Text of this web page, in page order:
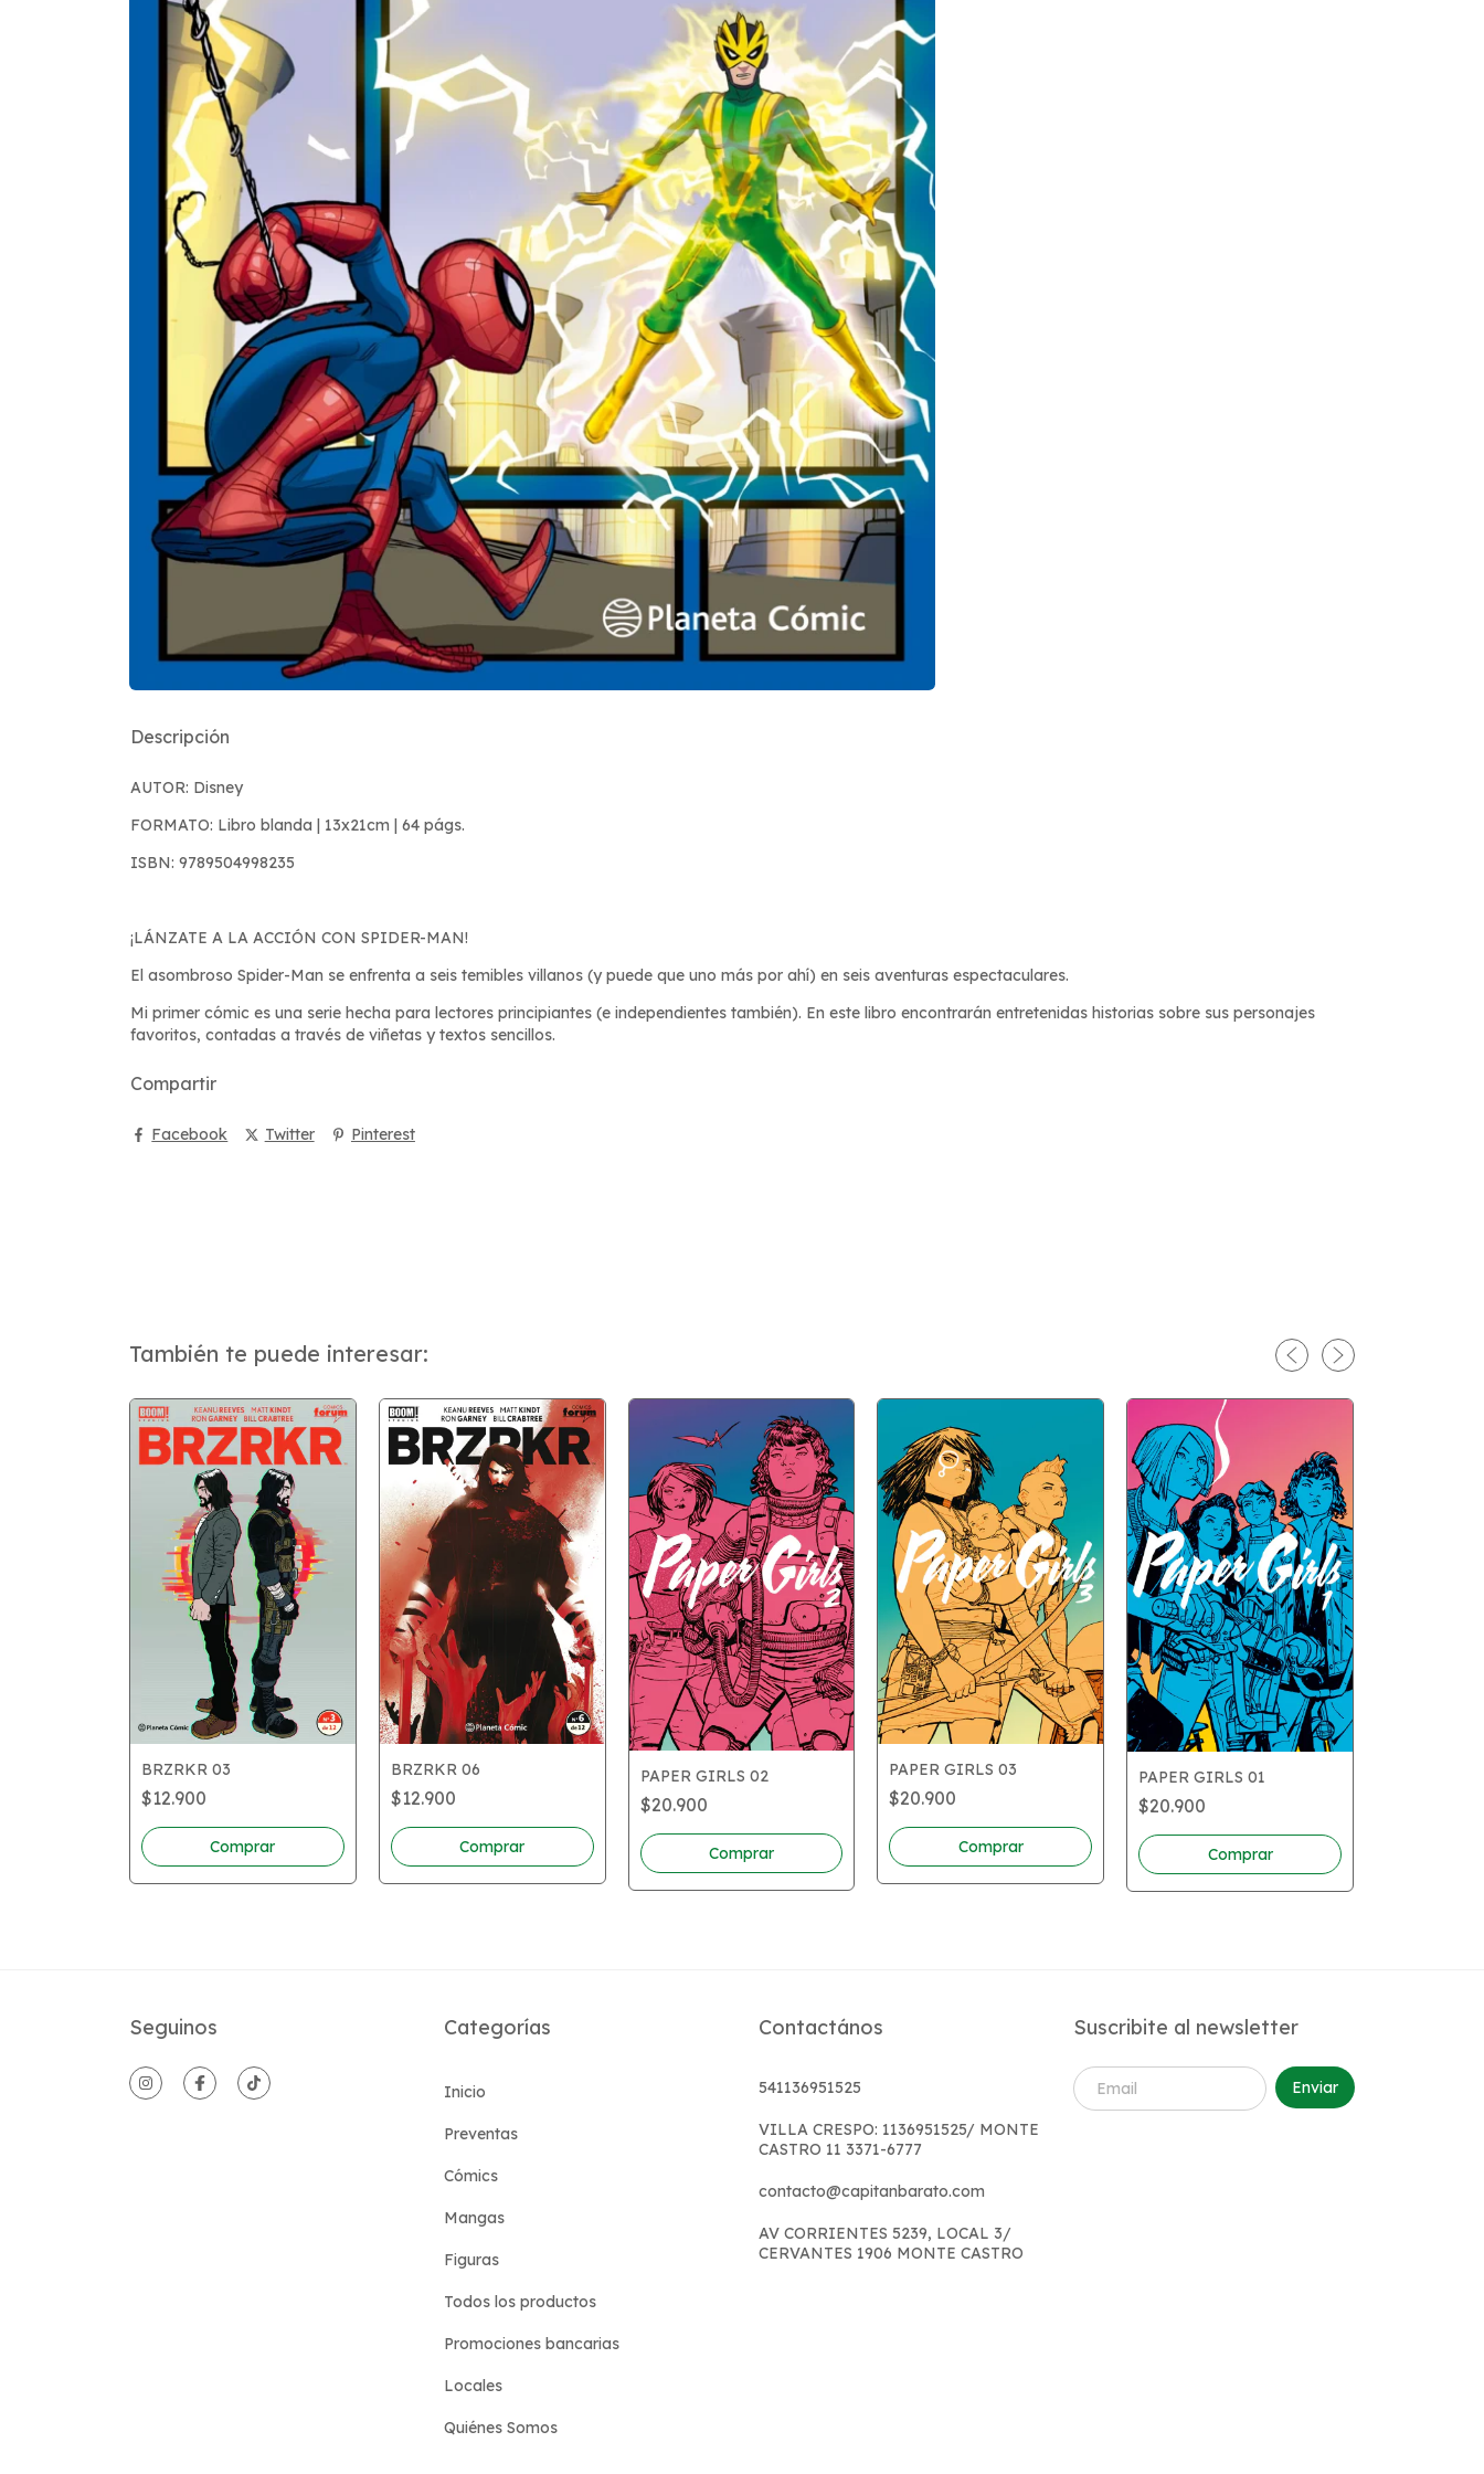
Descripción
AUTOR: Disney
FORMATO: Libro blanda | 13x21cm | 64 págs.
ISBN: 9789504998235
¡LÁNZATE A LA ACCIÓN CON SPIDER-MAN!
El asombroso Spider-Man se enfrenta a seis temibles villanos (y puede que uno más por ahí) en seis aventuras espectaculares.
Mi primer cómic es una serie hecha para lectores principiantes (e independientes también). En este libro encontrarán entretenidas historias sobre sus personajes
favoritos, contadas a través de viñetas y textos sencillos.
Compartir
Facebook Twitter Pinterest
También te puede interesar:
BRZRKR 03
$12.900
BRZRKR 06
$12.900
PAPER GIRLS 02
$20.900
PAPER GIRLS 03
$20.900
PAPER GIRLS 01
$20.900
Seguinos Categorías
Inicio
Preventas
Cómics
Mangas
Figuras
Todos los productos
Promociones bancarias
Locales
Quiénes Somos
Contactános
541136951525
VILLA CRESPO: 1136951525/ MONTE
CASTRO 11 3371-6777
contacto@capitanbarato.com
AV CORRIENTES 5239, LOCAL 3/
CERVANTES 1906 MONTE CASTRO
Suscribite al newsletter